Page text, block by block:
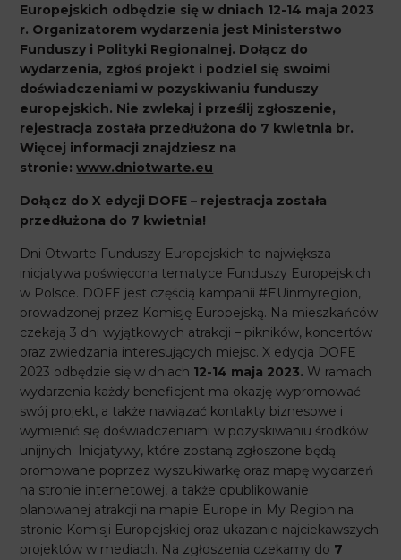
Europejskich odbędzie się w dniach 12-14 maja 2023
r. Organizatorem wydarzenia jest Ministerstwo
Funduszy i Polityki Regionalnej. Dołącz do
wydarzenia, zgłoś projekt i podziel się swoimi
doświadczeniami w pozyskiwaniu funduszy
europejskich. Nie zwlekaj i prześlij zgłoszenie,
rejestracja została przedłużona do 7 kwietnia br.
Więcej informacji znajdziesz na
stronie:www.dniotwarte.eu
Dołącz do X edycji DOFE – rejestracja została
przedłużona do 7 kwietnia!
Dni Otwarte Funduszy Europejskich to największa
inicjatywa poświęcona tematyce Funduszy Europejskich
w Polsce. DOFE jest częścią kampanii #EUinmyregion,
prowadzonej przez Komisję Europejską. Na mieszkańców
czekają 3 dni wyjątkowych atrakcji – pikników, koncertów
oraz zwiedzania interesujących miejsc. X edycja DOFE
2023 odbędzie się w dniach 12-14 maja 2023. W ramach
wydarzenia każdy beneficjent ma okazję wypromować
swój projekt, a także nawiązać kontakty biznesowe i
wymienić się doświadczeniami w pozyskiwaniu środków
unijnych. Inicjatywy, które zostaną zgłoszone będą
promowane poprzez wyszukiwarkę oraz mapę wydarzeń
na stronie internetowej, a także opublikowanie
planowanej atrakcji na mapie Europe in My Region na
stronie Komisji Europejskiej oraz ukazanie najciekawszych
projektów w mediach. Na zgłoszenia czekamy do 7